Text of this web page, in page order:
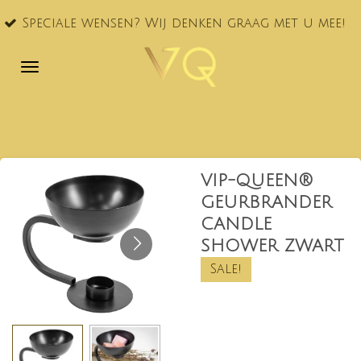
Ga
wensen? Wij denken graag met u mee!
VIP-QUEEN®
GEURBRANDER
CANDLE
SHOWER ZWART
Sale!